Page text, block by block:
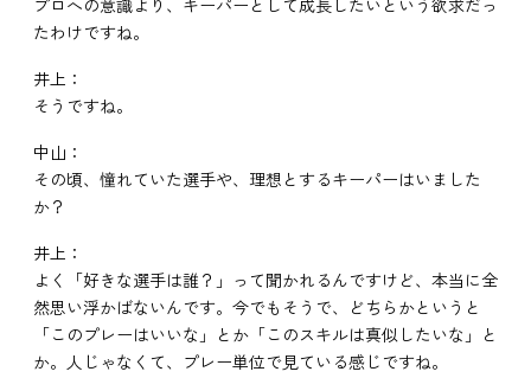
プロへの意識より、キーパーとして成長したいという欲求だっ
たわけですね。
井上：
そうですね。
中山：
その頃、憧れていた選手や、理想とするキーパーはいました
か？
井上：
よく「好きな選手は誰？」って聞かれるんですけど、本当に全
然思い浮かばないんです。今でもそうで、どちらかというと
「このプレーはいいな」とか「このスキルは真似したいな」と
か。人じゃなくて、プレー単位で見ている感じですね。